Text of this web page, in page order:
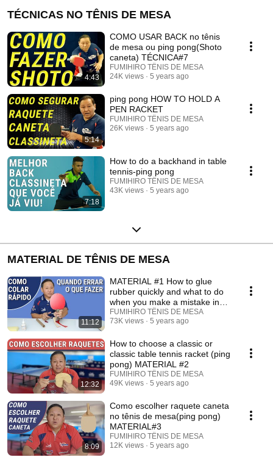
TÉCNICAS NO TÊNIS DE MESA
4:43
COMO USAR BACK no tênis
de mesa ou ping pong(Shoto
caneta) TÉCNICA#7
FUMIHIRO TÊNIS DE MESA
24K views
5 years ago
5:14
ping pong HOW TO HOLD A
PEN RACKET
FUMIHIRO TÊNIS DE MESA
26K views
5 years ago
7:18
How to do a backhand in table
tennis-ping pong
FUMIHIRO TÊNIS DE MESA
43K views
5 years ago
MATERIAL DE TÊNIS DE MESA
11:12
MATERIAL #1 How to glue
rubber quickly and what to do
when you make a mistake in
table tennis (pi...
FUMIHIRO TÊNIS DE MESA
73K views
5 years ago
12:32
How to choose a classic or
classic table tennis racket (ping
pong) MATERIAL #2
FUMIHIRO TÊNIS DE MESA
49K views
5 years ago
8:09
Como escolher raquete caneta
no tênis de mesa(ping pong)
MATERIAL#3
FUMIHIRO TÊNIS DE MESA
12K views
5 years ago